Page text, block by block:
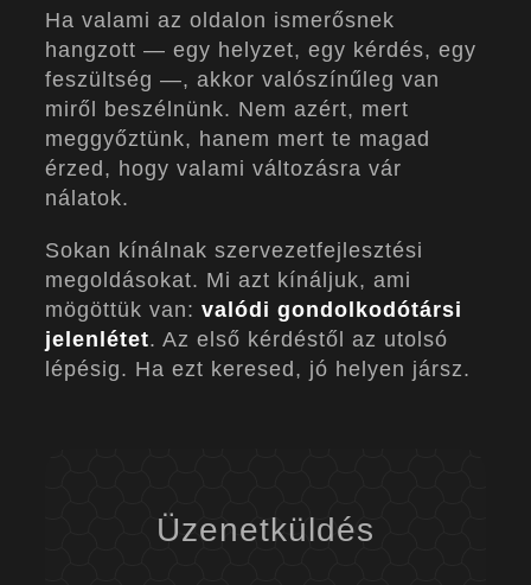
Ha valami az oldalon ismerősnek
hangzott — egy helyzet, egy kérdés, egy
feszültség —, akkor valószínűleg van
miről beszélnünk. Nem azért, mert
meggyőztünk, hanem mert te magad
érzed, hogy valami változásra vár
nálatok.
Sokan kínálnak szervezetfejlesztési
megoldásokat. Mi azt kínáljuk, ami
mögöttük van: valódi gondolkodótársi
jelenlétet. Az első kérdéstől az utolsó
lépésig. Ha ezt keresed, jó helyen jársz.
Üzenetküldés